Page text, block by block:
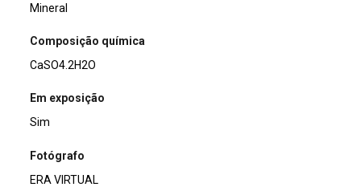
Mineral
Composição química
CaSO4.2H2O
Em exposição
Sim
Fotógrafo
ERA VIRTUAL